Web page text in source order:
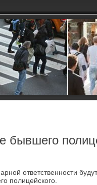
бывшего
ответственности
полицейского.